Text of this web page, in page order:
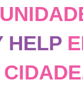
HELP